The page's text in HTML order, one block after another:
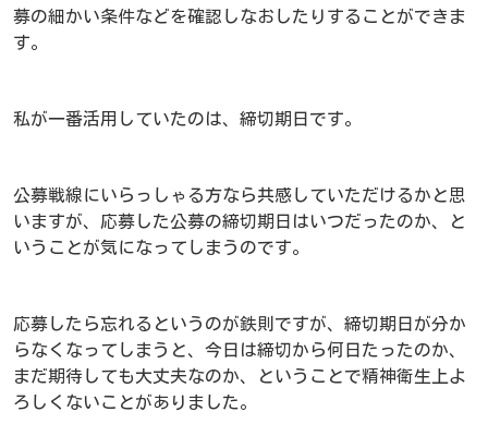
募の細かい条件などを確認しなおしたりすることができま
す。
私が一番活用していたのは、締切期日です。
公募戦線にいらっしゃる方なら共感していただけるかと思
いますが、応募した公募の締切期日はいつだったのか、と
いうことが気になってしまうのです。
応募したら忘れるというのが鉄則ですが、締切期日が分か
らなくなってしまうと、今日は締切から何日たったのか、
まだ期待しても大丈夫なのか、ということで精神衛生上よ
ろしくないことがありました。